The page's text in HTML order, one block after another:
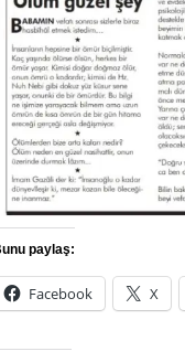
paylaş:
Facebook X